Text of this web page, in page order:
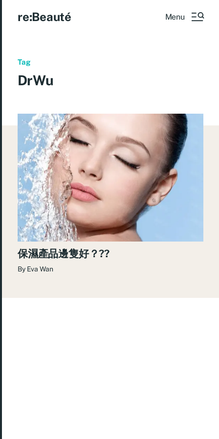
re:Beauté Menu
Tag
DrWu
保濕產品邊隻好？??
By Eva Wan